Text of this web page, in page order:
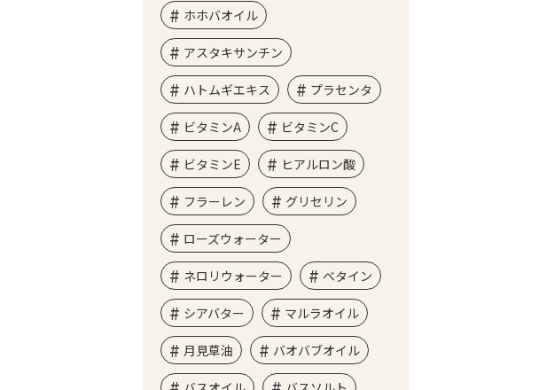
ホホバオイル
アスタキサンチン
ハトムギエキス プラセンタ
ビタミンA ビタミンC
ビタミンE ヒアルロン酸
フラーレン グリセリン
ローズウォーター
ネロリウォーター ベタイン
シアバター マルラオイル
月見草油 バオバブオイル